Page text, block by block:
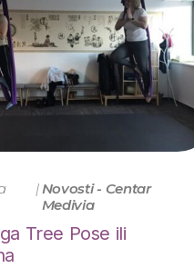
i trbuha
disanja
| Novosti - Centar
Medivia
Tree Pose ili